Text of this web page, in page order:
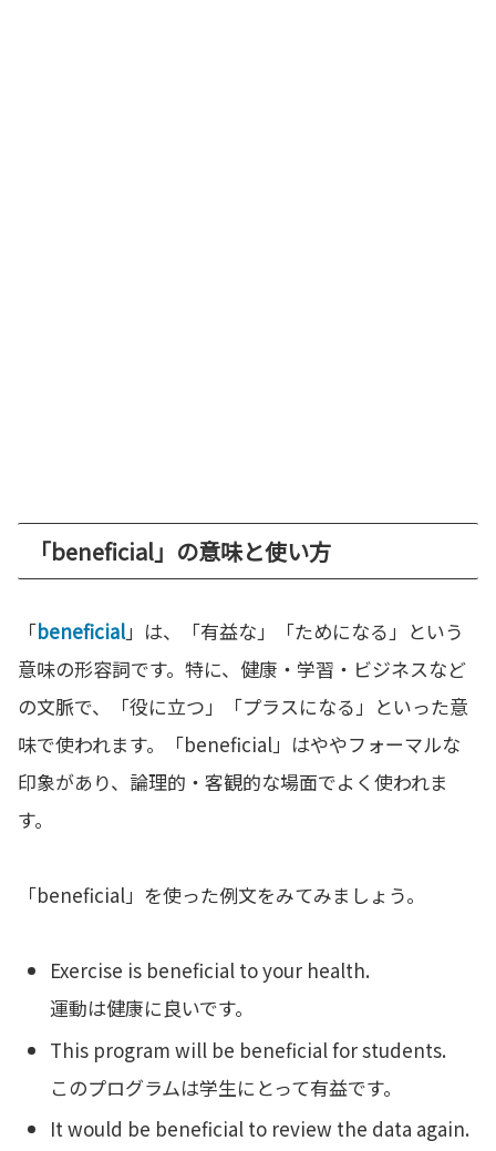
「beneficial」の意味と使い方
「beneficial」は、「有益な」「ためになる」という
意味の形容詞です。特に、健康・学習・ビジネスなど
の文脈で、「役に立つ」「プラスになる」といった意
味で使われます。「beneficial」はややフォーマルな
印象があり、論理的・客観的な場面でよく使われま
す。
「beneficial」を使った例文をみてみましょう。
Exercise is beneficial to your health.
運動は健康に良いです。
This program will be beneficial for students.
このプログラムは学生にとって有益です。
It would be beneficial to review the data again.